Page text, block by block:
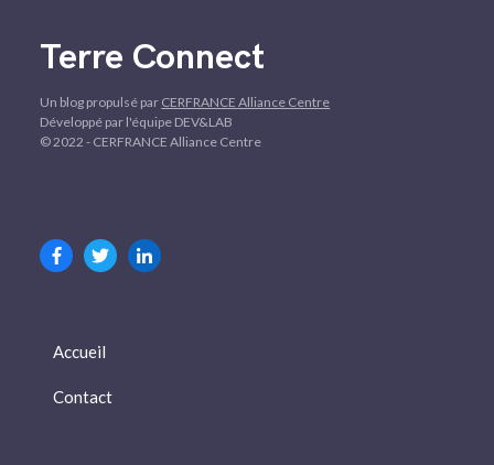
Terre Connect
Un blog propulsé par CERFRANCE Alliance Centre
Développé par l'équipe DEV&LAB
© 2022 - CERFRANCE Alliance Centre
Accueil
Contact